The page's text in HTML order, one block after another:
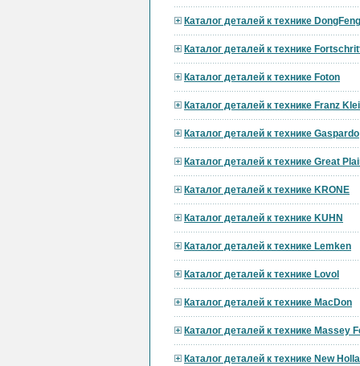
Каталог деталей к технике DongFeng
Каталог деталей к технике
Каталог деталей к технике Foton
Каталог деталей к технике Franz
Каталог деталей к технике Gaspardo
Каталог деталей к технике Great
Каталог деталей к технике KRONE
Каталог деталей к технике KUHN
Каталог деталей к технике Lemken
Каталог деталей к технике Lovol
Каталог деталей к технике MacDon
Каталог деталей к технике Massey
Каталог деталей к технике New